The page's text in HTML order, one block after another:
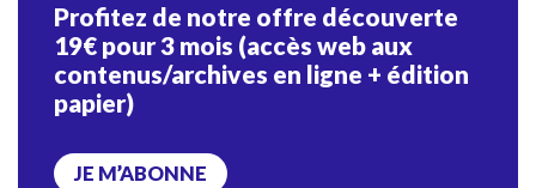
Profitez de notre offre découverte
19€ pour 3 mois (accès web aux
contenus/archives en ligne + édition
papier)
JE M’ABONNE